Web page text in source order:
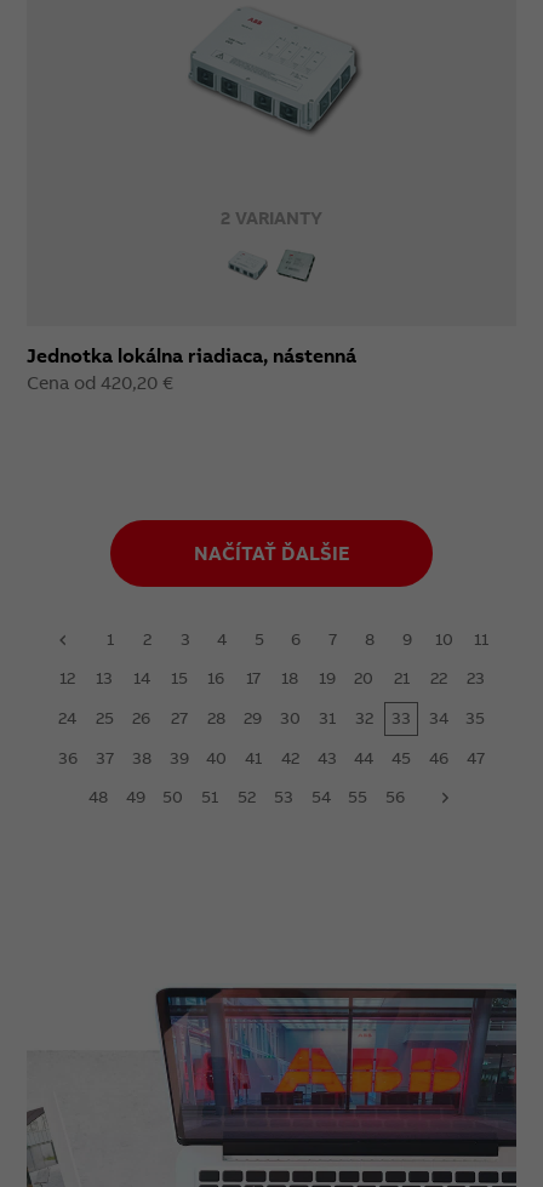
2 VARIANTY
Jednotka lokálna riadiaca, nástenná
Cena od 420,20 €
NAČÍTAŤ ĎALŠIE
1 2 3 4 5 6 7 8 9 10
11
12
13 14 15 16 17 18 19 20 21 22
23
24
25 26 27 28 29 30 31 32 33 34
35
36
37 38 39 40 41 42 43 44 45 46
47
48
49 50 51 52 53 54 55
56